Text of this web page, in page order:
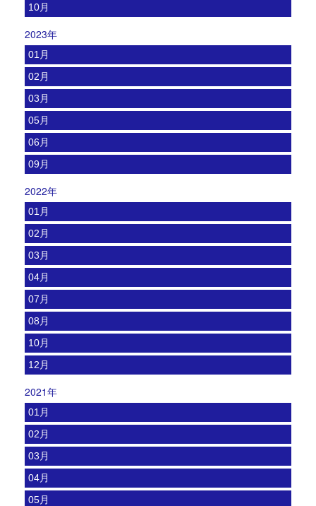
10月
2023年
01月
02月
03月
05月
06月
09月
2022年
01月
02月
03月
04月
07月
08月
10月
12月
2021年
01月
02月
03月
04月
05月